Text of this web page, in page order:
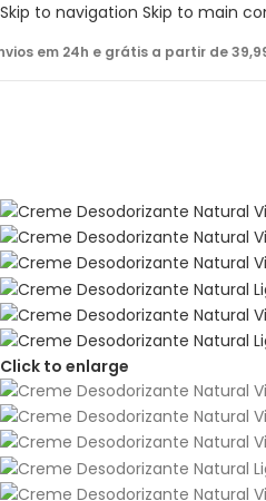
Skip to navigation Skip to main
em 24h e grátis a partir de
Click to enlarge